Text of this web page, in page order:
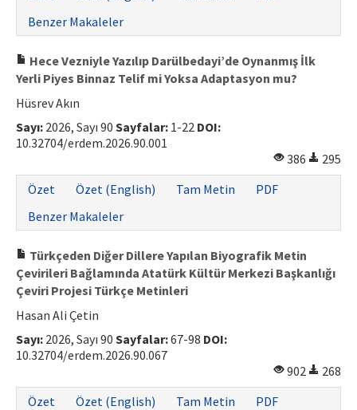
Benzer Makaleler
Hece Vezniyle Yazılıp Darülbedayi’de Oynanmış İlk
Yerli Piyes Binnaz Telif mi Yoksa Adaptasyon mu?
Hüsrev Akın
Sayı: 2026, Sayı 90 Sayfalar: 1-22 DOI:
10.32704/erdem.2026.90.001
386
295
Özet
Özet (English) Tam Metin
PDF
Benzer Makaleler
Türkçeden Diğer Dillere Yapılan Biyografik Metin
Çevirileri Bağlamında Atatürk Kültür Merkezi Başkanlığı
Çeviri Projesi Türkçe Metinleri
Hasan Ali Çetin
Sayı: 2026, Sayı 90 Sayfalar:67-98 DOI:
10.32704/erdem.2026.90.067
902
268
Özet
Özet (English) Tam Metin
PDF